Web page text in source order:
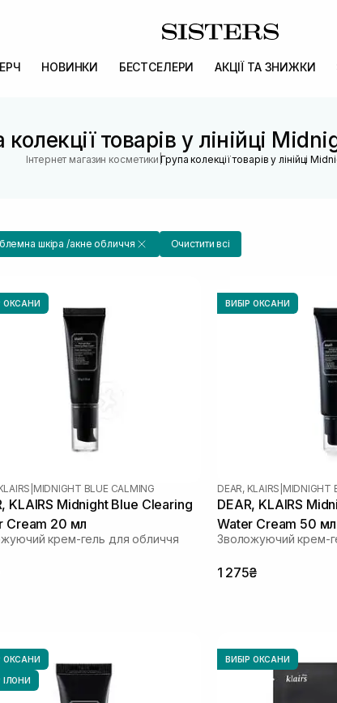
НОВИНКИ БЕСТСЕЛЕРИ АКЦІЇ ТА ЗНИЖКИ
колекції товарів у лінійці
Інтернет магазин косметики |Група колекції товарів у лінійці
шкіра /акне обличчя Очистити всі
ОКСАНИ
MIDNIGHT BLUE CALMING
KLAIRS Midnight Blue Clearing
Cream 20 мл
крем-гель для обличчя
ВИБІР ОКСАНИ
DEAR, KLAIRS MIDNIGHT
DEAR, KLAIRS
Water Cream 50 мл
Зволожуючий крем-
1 275₴
ОКСАНИ
ІЛОНИ
ВИБІР ОКСАНИ